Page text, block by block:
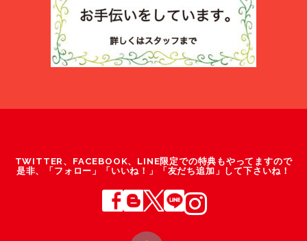
TWITTER、FACEBOOK、LINE限定での特典もやってますので
是非、「フォロー」「いいね！」「友だち追加」して下さいね！